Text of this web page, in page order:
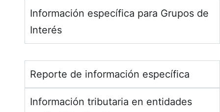
Información específica para Grupos de
Interés
Reporte de información específica
Información tributaria en entidades